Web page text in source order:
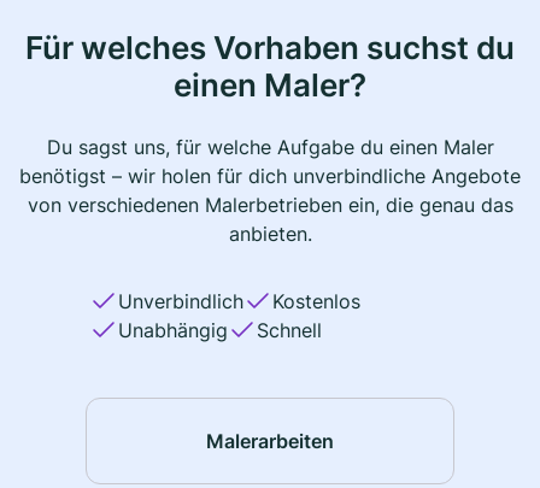
Für welches Vorhaben suchst du
einen Maler?
Du sagst uns, für welche Aufgabe du einen Maler
benötigst – wir holen für dich unverbindliche Angebote
von verschiedenen Malerbetrieben ein, die genau das
anbieten.
Unverbindlich
Kostenlos
Unabhängig
Schnell
Malerarbeiten